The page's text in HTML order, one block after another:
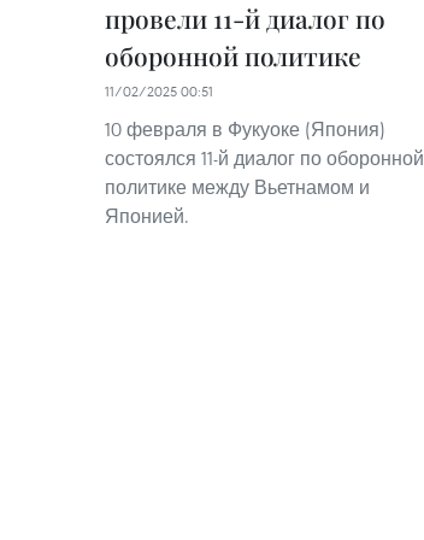
провели 11-й диалог по
оборонной политике
11/02/2025 00:51
10 февраля в Фукуоке (Япония)
состоялся 11-й диалог по оборонной
политике между Вьетнамом и
Японией.